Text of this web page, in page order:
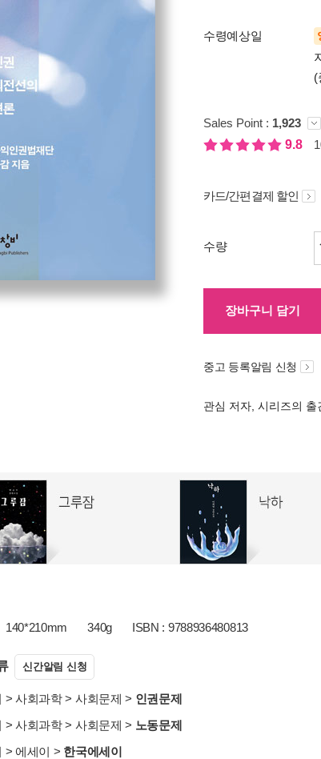
수령예상일
(
Sales Point : 1,923
9.8
카드/간편결제 할인
수량
장바구니 담기
중고 등록알림 신청
관심 저자, 시리즈의 출
140*210mm 340g ISBN : 9788936480813
신간알림 신청
> 사회과학> 사회문제 > 인권문제
> 사회과학> 사회문제 > 노동문제
> 에세이 > 한국에세이